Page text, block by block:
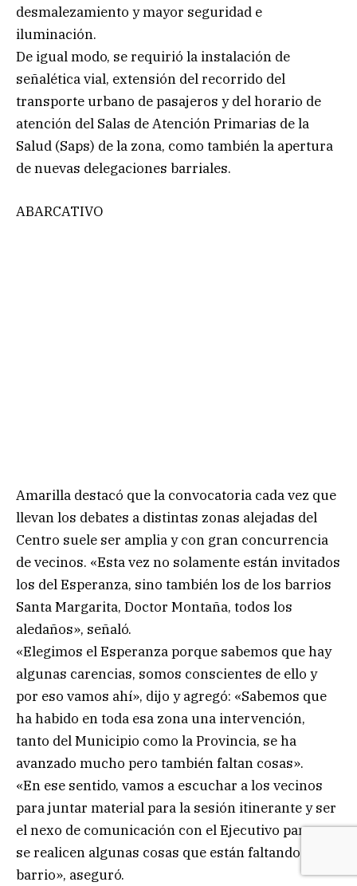
desmalezamiento y mayor seguridad e
iluminación.
De igual modo, se requirió la instalación de
señalética vial, extensión del recorrido del
transporte urbano de pasajeros y del horario de
atención del Salas de Atención Primarias de la
Salud (Saps) de la zona, como también la apertura
de nuevas delegaciones barriales.
ABARCATIVO
Amarilla destacó que la convocatoria cada vez que
llevan los debates a distintas zonas alejadas del
Centro suele ser amplia y con gran concurrencia
de vecinos. «Esta vez no solamente están invitados
los del Esperanza, sino también los de los barrios
Santa Margarita, Doctor Montaña, todos los
aledaños», señaló.
«Elegimos el Esperanza porque sabemos que hay
algunas carencias, somos conscientes de ello y
por eso vamos ahí», dijo y agregó: «Sabemos que
ha habido en toda esa zona una intervención,
tanto del Municipio como la Provincia, se ha
avanzado mucho pero también faltan cosas».
«En ese sentido, vamos a escuchar a los vecinos
para juntar material para la sesión itinerante y ser
el nexo de comunicación con el Ejecutivo para que
se realicen algunas cosas que están faltando en el
barrio», aseguró.